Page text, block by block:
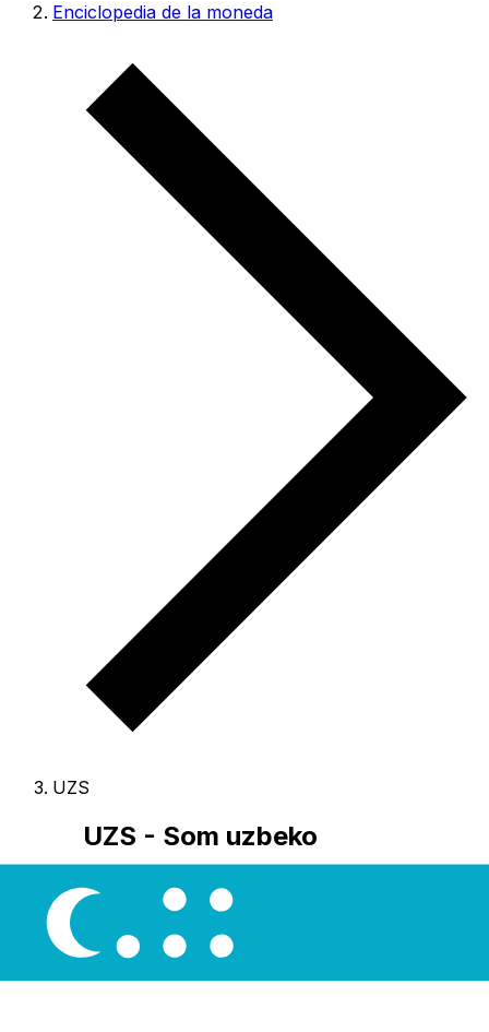
Enciclopedia de la moneda
UZS
UZS - Som uzbeko
El Som uzbeko es la moneda de Uzbekistán.
ranking de divisas muestra que el tipo de cambio más
popular de Som uzbeko es el tipo de cambio UZS a
USD.El código de divisa de Sums es UZS